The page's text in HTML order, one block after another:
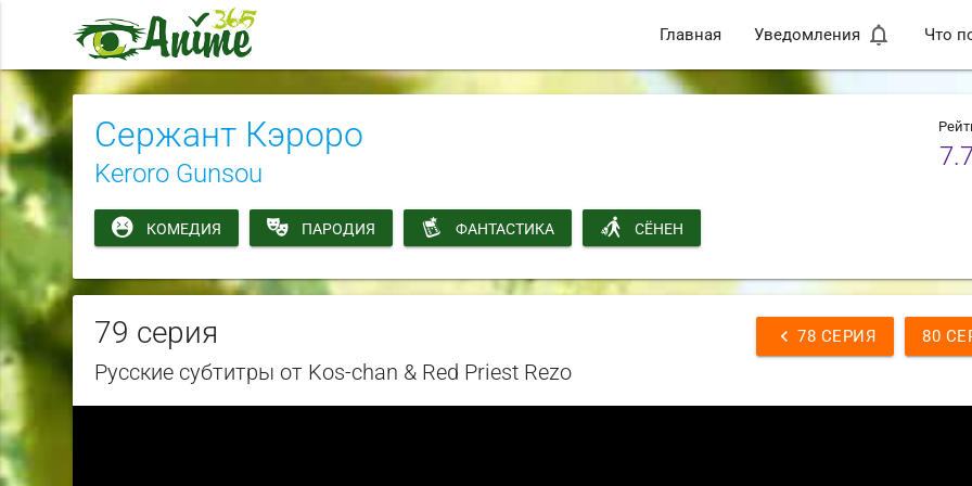
Главная Уведомления notifications_none Что
Сержант Кэроро
Keroro Gunsou
КОМЕДИЯ ПАРОДИЯ ФАНТАСТИКА СЁНЕН
chevron_left 78 СЕРИЯ 80
79 серия
Русские субтитры от Kos-chan & Red Priest Rezo